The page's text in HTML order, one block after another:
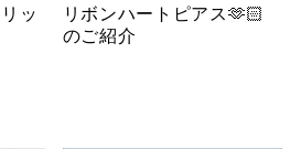
ッ
リボンハートピアス🫶🏻
のご紹介